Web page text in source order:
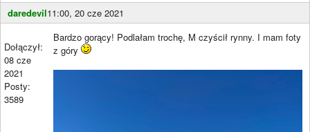
daredevil11:00, 20 cze 2021
Dołączył:
08 cze
2021
Posty:
3589
Bardzo gorący! Podlałam trochę, M czyścił rynny. I mam foty
z góry